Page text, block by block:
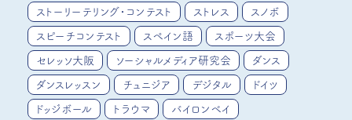
ストーリーテリング・コンテスト ストレス スノボ
スピーチコンテスト スペイン語 スポーツ大会
セレッソ大阪 ソーシャルメディア研究会 ダンス
ダンスレッスン チュニジア デジタル ドイツ
ドッジボール トラウマ バイロンベイ